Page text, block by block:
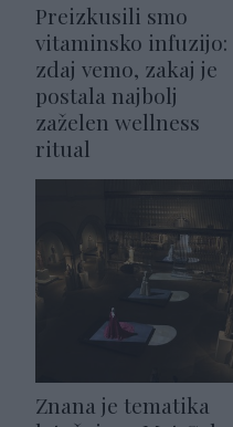
Preizkusili smo
vitaminsko infuzijo:
zdaj vemo, zakaj je
postala najbolj
zaželen wellness
ritual
Znana je tematika